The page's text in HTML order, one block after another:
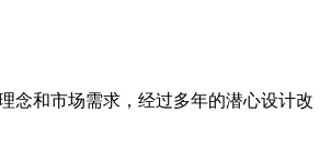
念和市场需求，经过多年的潜心设计改